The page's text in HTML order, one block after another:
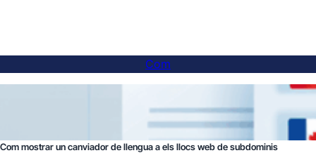
Com
Com mostrar un canviador de llengua a els llocs web de subdominis